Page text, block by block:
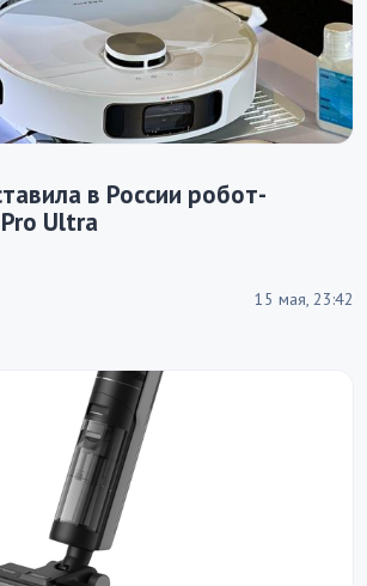
в России робот-
Ultra
15 мая, 23:42